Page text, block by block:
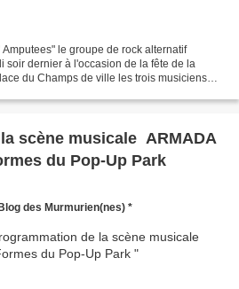
le groupe de rock alternatif
soir dernier à l'occasion de la fête de la
du Champs de ville les trois musiciens
scène musicale ​​​​​ ARMADA
du Pop-Up Park
des Murmurien(nes) *